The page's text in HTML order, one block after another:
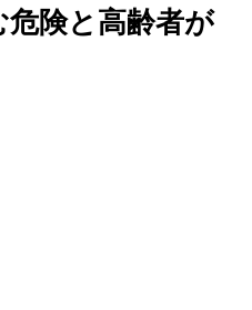
険と高齢者が